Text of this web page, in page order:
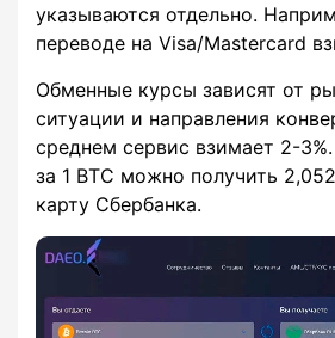
указываются отдельно.
переводе на Visa/Mastercard
Обменные курсы зависят от
ситуации и направления
среднем сервис взимает 2-
за 1 BTC можно получить
карту Сбербанка.